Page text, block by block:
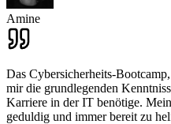
Amine
Das Cybersicherheits-
mir die grundlegenden
Karriere in der IT benötige.
geduldig und immer bereit zu